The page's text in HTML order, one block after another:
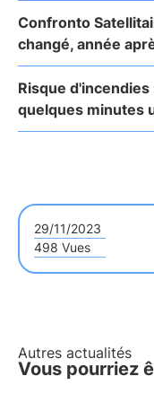
Confronto
changé, année
Risque
quelques minutes
29/11/2023
498 Vues
Autres actualités
Vous pourriez